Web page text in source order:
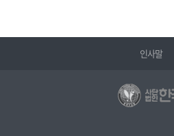
인사말